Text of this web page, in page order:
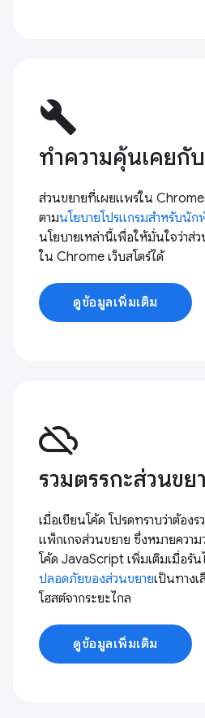
build
ทำความคุ้นเคยกั
ส่วนขยายที่เผยแพร่ใน Chrome
ตามนโยบายโปรแกรมสำหรับนั
นโยบายเหล่านี้เพื่อให้มั่นใจว่าส่
ใน Chrome เว็บสโตร์ได้
ดูข้อมูลเพิ่มเติม
cloud_off
รวมตรรกะส่วนข
เมื่อเขียนโค้ด โปรดทราบว่าต้อง
แพ็กเกจส่วนขยาย ซึ่งหมายความ
โค้ด JavaScript เพิ่มเติมเมื่อรั
ปลอดภัยของส่วนขยายเป็นทางเ
โฮสต์จากระยะไกล
ดูข้อมูลเพิ่มเติม